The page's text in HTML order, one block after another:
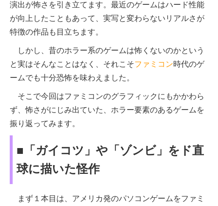
演出が怖さを引き立てます。最近のゲームはハード性能
が向上したこともあって、実写と変わらないリアルさが
特徴の作品も目立ちます。
しかし、昔のホラー系のゲームは怖くないのかという
と実はそんなことはなく、それこそファミコン時代のゲ
ームでも十分恐怖を味わえました。
そこで今回はファミコンのグラフィックにもかかわら
ず、怖さがにじみ出ていた、ホラー要素のあるゲームを
振り返ってみます。
■「ガイコツ」や「ゾンビ」をド直
球に描いた怪作
まず１本目は、アメリカ発のパソコンゲームをファミ